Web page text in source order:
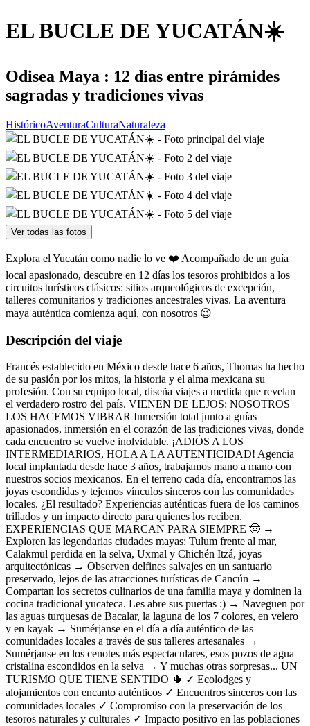
EL BUCLE DE YUCATÁN☀️
Odisea Maya : 12 días entre pirámides
sagradas y tradiciones vivas
HistóricoAventuraCulturaNaturaleza
Ver todas las fotos
Explora el Yucatán como nadie lo ve ❤️ Acompañado de un guía
local apasionado, descubre en 12 días los tesoros prohibidos a los
circuitos turísticos clásicos: sitios arqueológicos de excepción,
talleres comunitarios y tradiciones ancestrales vivas. La aventura
maya auténtica comienza aquí, con nosotros 😉
Descripción del viaje
Francés establecido en México desde hace 6 años, Thomas ha hecho
de su pasión por los mitos, la historia y el alma mexicana su
profesión. Con su equipo local, diseña viajes a medida que revelan
el verdadero rostro del país. VIENEN DE LEJOS: NOSOTROS
LOS HACEMOS VIBRAR Inmersión total junto a guías
apasionados, inmersión en el corazón de las tradiciones vivas, donde
cada encuentro se vuelve inolvidable. ¡ADIÓS A LOS
INTERMEDIARIOS, HOLA A LA AUTENTICIDAD! Agencia
local implantada desde hace 3 años, trabajamos mano a mano con
nuestros socios mexicanos. En el terreno cada día, encontramos las
joyas escondidas y tejemos vínculos sinceros con las comunidades
locales. ¿El resultado? Experiencias auténticas fuera de los caminos
trillados y un impacto directo para quienes los reciben.
EXPERIENCIAS QUE MARCAN PARA SIEMPRE 🤠 →
Exploren las legendarias ciudades mayas: Tulum frente al mar,
Calakmul perdida en la selva, Uxmal y Chichén Itzá, joyas
arquitectónicas → Observen delfines salvajes en un santuario
preservado, lejos de las atracciones turísticas de Cancún →
Compartan los secretos culinarios de una familia maya y dominen la
cocina tradicional yucateca. Les abre sus puertas :) → Naveguen por
las aguas turquesas de Bacalar, la laguna de los 7 colores, en velero
y en kayak → Sumérjanse en el día a día auténtico de las
comunidades locales a través de sus talleres artesanales →
Sumérjanse en los cenotes más espectaculares, esos pozos de agua
cristalina escondidos en la selva → Y muchas otras sorpresas... UN
TURISMO QUE TIENE SENTIDO 🌵 ✓ Ecolodges y
alojamientos con encanto auténticos ✓ Encuentros sinceros con las
comunidades locales ✓ Compromiso con la preservación de los
tesoros naturales y culturales ✓ Impacto positivo en las poblaciones